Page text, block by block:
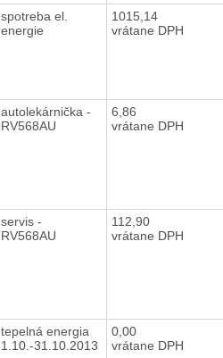
spotreba el.
energie
1015,14
vrátane DPH
autolekárnička -
RV568AU
6,86
vrátane DPH
servis -
RV568AU
112,90
vrátane DPH
tepelná energia
1.10.-31.10.2013
0,00
vrátane DPH